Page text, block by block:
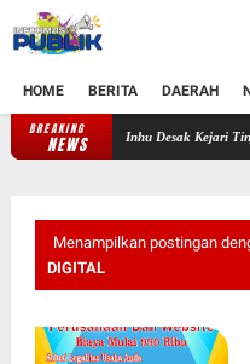
HOME BERITA DAERAH
BREAKING
NEWS Soroti Polemik Lahan
Menampilkan postingan
DIGITAL